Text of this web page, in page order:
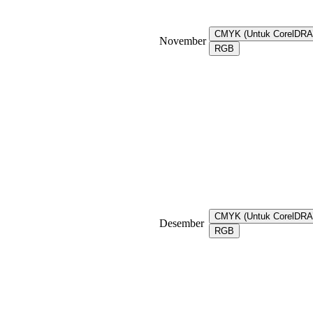
November
CMYK (Untuk
RGB
Desember
CMYK (Untuk
RGB